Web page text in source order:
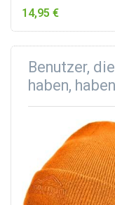
Rippoptik gehalten. Zu
klimaregu...
14,95 €
Benutzer,
haben,